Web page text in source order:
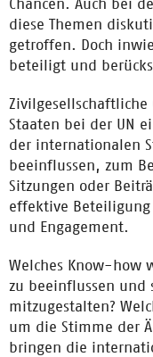
Chancen. Auch bei
diese Themen
getroffen. Doch
beteiligt und
Staaten bei der UN
der internationalen
beeinflussen, zum
Sitzungen oder
effektive
und Engagement.
Welches Know-how
zu beeinflussen und
mitzugestalten?
um die Stimme der
bringen die